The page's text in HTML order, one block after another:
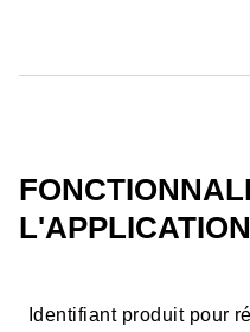
Identifiant produit pour